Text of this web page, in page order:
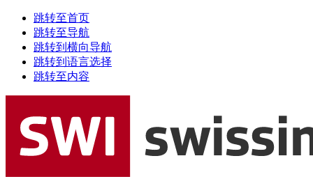
跳转至首页
跳转至导航
跳转到横向导航
跳转到语言选择
跳转至内容